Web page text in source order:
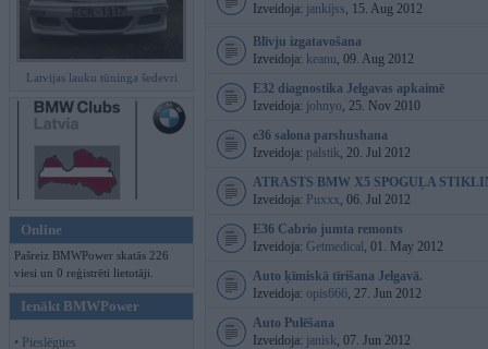
Latvijas lauku tūninga šedevri
Online
Pašreiz BMWPower skatās 226
viesi un 0 reģistrēti lietotāji.
Ienākt BMWPower
• Pieslēgties
Izveidoja: jankijss, 15. Aug 2012
Blīvju izgatavošana
Izveidoja: keanu, 09. Aug 2012
E32 diagnostika Jelgavas apkaimē
Izveidoja: johnyo, 25. Nov 2010
e36 salona parshushana
Izveidoja: palstik, 20. Jul 2012
ATRASTS BMW X5 SPOGUĻA
Izveidoja: Puxxx, 06. Jul 2012
E36 Cabrio jumta remonts
Izveidoja: Getmedical , 01. May 2012
Auto ķīmiskā tīrišana Jelgavā.
Izveidoja: opis666, 27. Jun 2012
Auto Pulēšana
Izveidoja: janisk, 07. Jun 2012